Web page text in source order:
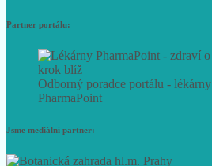
Partner portálu:
Odborný poradce portálu - lékárny
PharmaPoint
Jsme mediální partner: